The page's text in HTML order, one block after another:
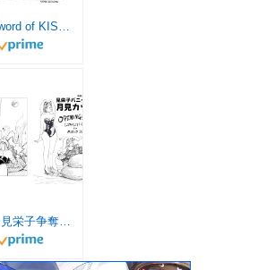
The Sword of KISHI MIEKO the Fourth Episode (English Edition)
バニー見栄子争奪月見カップ (小武総本家)